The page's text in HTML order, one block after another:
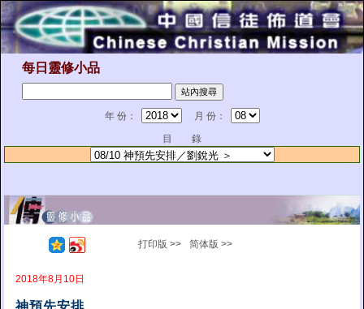
每日靈修小品
年 份：
月 份：
目 錄
打印版 >> 简体版 >>
2018年8月10日
神預先安排